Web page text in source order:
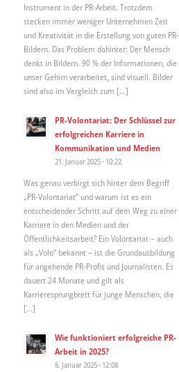
Instrument in der PR-Arbeit. Trotzdem
stecken immer weniger Unternehmen Zeit
und Kreativität in die Erstellung von guten PR-
Bildern. Das Problem dahinter: Der Mensch
denkt in Bildern. 90 % der Informationen, die
unser Gehirn verarbeitet, sind visuell. Bilder
sind also im Vergleich zum […]
PR-Volontariat: Der Schlüssel zur
erfolgreichen Karriere in
Kommunikation und Medien
21. Januar 2025 - 10:22
Was genau verbirgt sich hinter dem Begriff
„PR-Volontariat“ und warum ist es ein
entscheidender Schritt auf dem Weg zu einer
Karriere in den Medien und der
Öffentlichkeitsarbeit? Ein Volontariat – auch
als „Volo“ bekannt – ist die Grundausbildung
für angehende PR-Profis und Journalisten. Es
dauert 24 Monate und gilt als
Karrieresprungbrett für junge Menschen, die
[…]
Wie funktioniert erfolgreiche PR-
Arbeit in 2025?
8. Januar 2025 - 12:08